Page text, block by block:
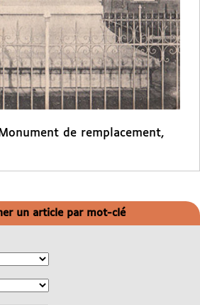
de remplacement,
un article par mot-clé